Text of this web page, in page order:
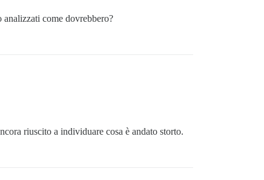
come dovrebbero?
riuscito a individuare cosa è andato storto.